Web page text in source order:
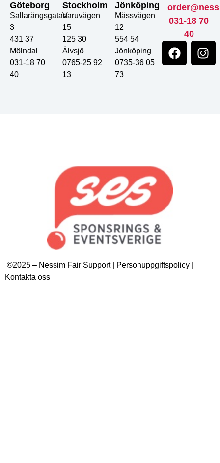
Göteborg
Sallarängsgatan
3
431 37
Mölndal
031-18 70
40
Stockholm
Varuvägen
15
125 30
Älvsjö
0765-25 92
13
Jönköping
Mässvägen
12
554 54
Jönköping
0735-36 05
73
031-18 70
40
©2025 – Nessim Fair Support | Personuppgiftspolicy |
Kontakta oss